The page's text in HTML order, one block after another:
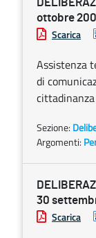
ottobre
Scarica
Assistenza
di
Sezione:
Argomenti:
30
Scarica